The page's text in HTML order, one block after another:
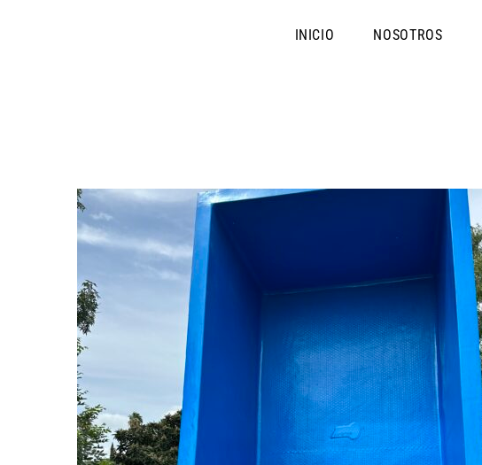
INICIO NOSOTROS